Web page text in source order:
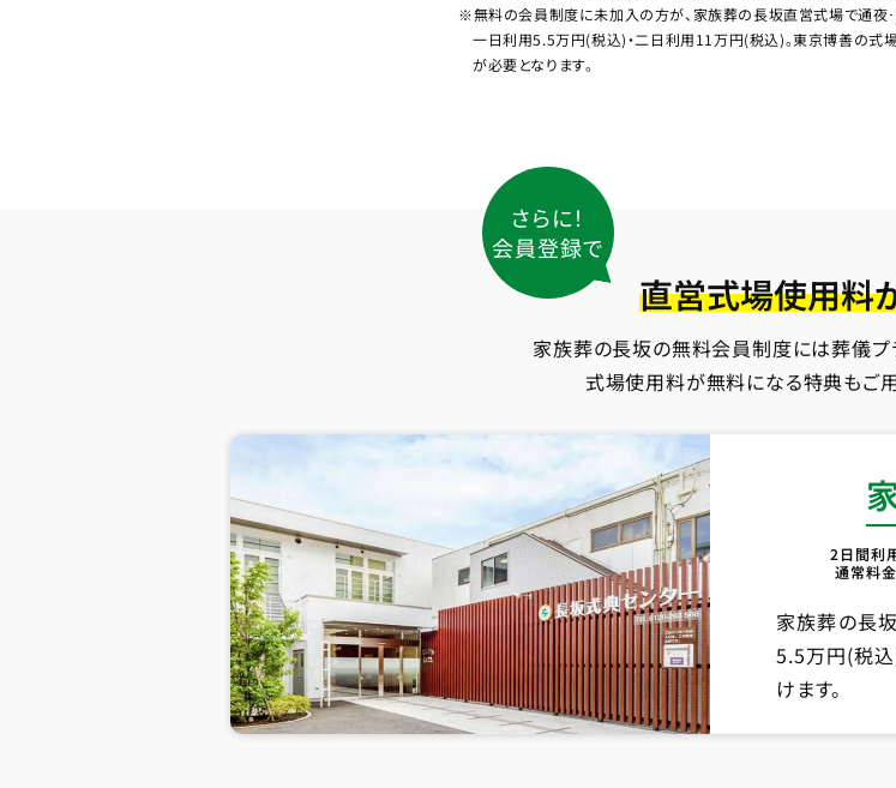
※無料の会員制度に未加入の方が、家族葬の長坂直営式場で通夜
一日利用5.5万円(税込)・二日利用11万円(税込)。東京博善の式
が必要となります。
さらに！
会員登録で
直営式場使用料
家族葬の長坂の無料会員制度には葬儀プ
式場使用料が無料になる特典もご
2日間利
通常料金
家族葬の長
5.5万円(税
けます。